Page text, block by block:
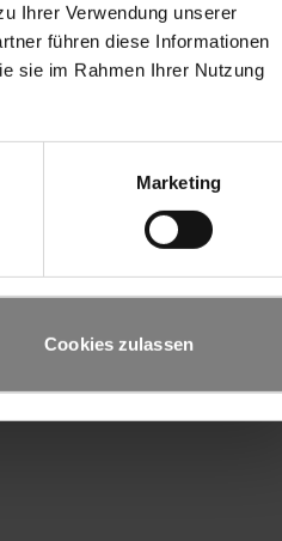
Ihrer Verwendung unserer
führen diese Informationen
sie im Rahmen Ihrer Nutzung
Marketing
Cookies zulassen